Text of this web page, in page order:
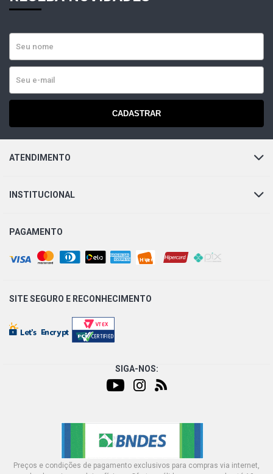
CADASTRAR
ATENDIMENTO
INSTITUCIONAL
PAGAMENTO
SITE SEGURO E RECONHECIMENTO
SIGA-NOS:
Preços e condições de pagamento exclusivos para compras via internet,